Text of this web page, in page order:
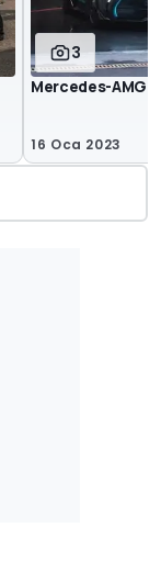
3
Mercedes-AMG
16 Oca 2023